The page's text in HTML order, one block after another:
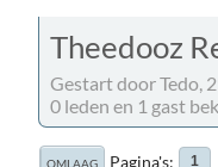
Theedooz
Gestart door Tedo,
0 leden en 1 gast
OMLAAG Pagina's 1